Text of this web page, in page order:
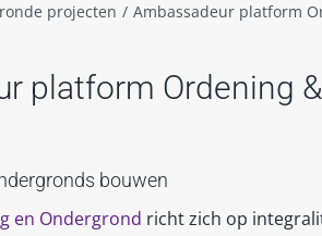
projecten / Ambassadeur platform
platform Ordening
bouwen
en Ondergrond richt zich op